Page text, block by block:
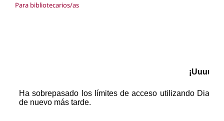
Para bibliotecarios/as